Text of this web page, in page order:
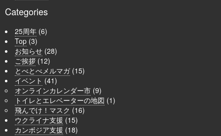
Categories
25周年 (6)
Top (3)
お知らせ (28)
ご挨拶 (12)
とべとべメルマガ(15)
イベント (41)
オンラインカレンダー市 (9)
トイレとエレベーターの地図 (1)
飛んでけ！マスク (16)
ウクライナ支援 (15)
カンボジア支援 (18)